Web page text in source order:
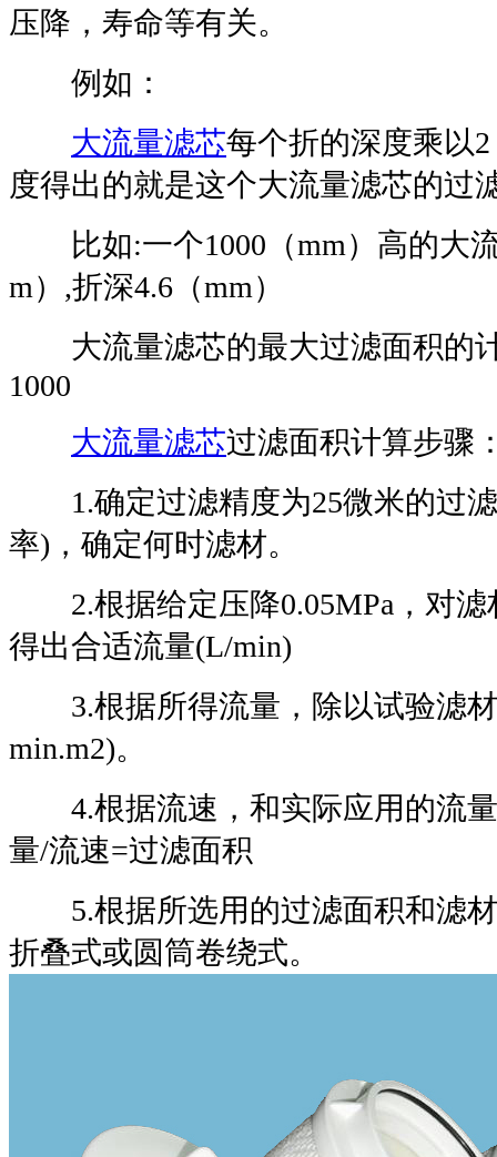
压降，寿命等有关。
例如：
大流量滤芯每个折的深度乘以
度得出的就是这个大流量滤芯的过
比如:一个1000（mm）高的大流
m）,折深4.6（mm）
大流量滤芯的最大过滤面积的
1000
大流量滤芯过滤面积计算步骤
1.确定过滤精度为25微米的过滤
率)，确定何时滤材。
2.根据给定压降0.05MPa，对滤
得出合适流量(L/min)
3.根据所得流量，除以试验滤材
min.m2)。
4.根据流速，和实际应用的流量
量/流速=过滤面积
5.根据所选用的过滤面积和滤材
折叠式或圆筒卷绕式。